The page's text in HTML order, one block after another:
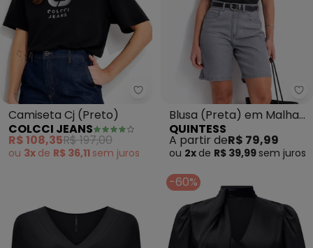
Colcci Jeans - Camiseta Cj
Camiseta Cj (Preto)
COLCCI JEANS
R$ 108,35R$ 197,00
ou 3x de R$ 36,11 sem juros
Blusa (Preta) em Malha
Scuba
QUINTESS
A partir deR$ 79,99
ou 2x de R$ 39,99 sem juros
-60%